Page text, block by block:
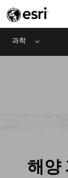
과학 Menu
해양